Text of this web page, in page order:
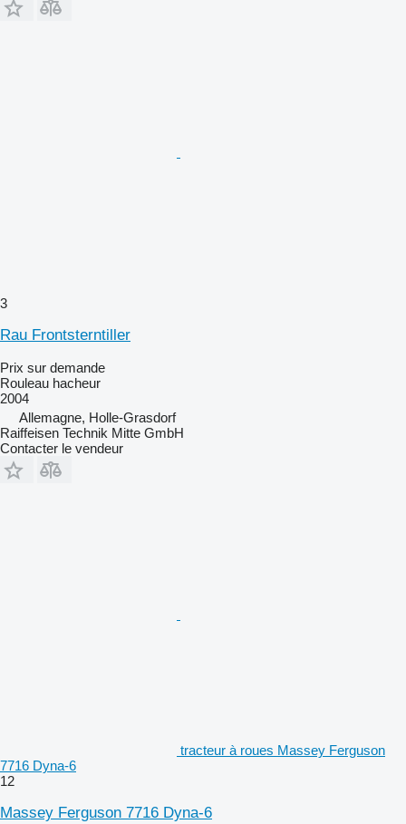
3
Rau Frontsterntiller
Prix sur demande
Rouleau hacheur
2004
Allemagne, Holle-Grasdorf
Raiffeisen Technik Mitte GmbH
Contacter le vendeur
tracteur à roues Massey Ferguson
7716 Dyna-6
12
Massey Ferguson 7716 Dyna-6